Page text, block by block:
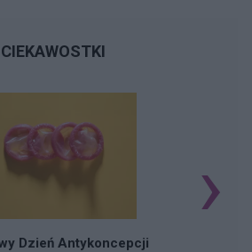
CIEKAWOSTKI
Dzień Antykoncepcji
›